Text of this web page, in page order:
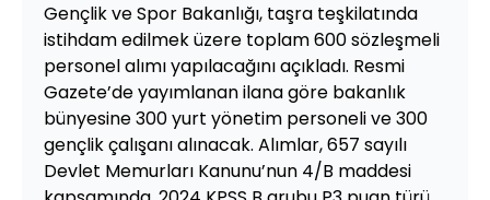
Gençlik ve Spor Bakanlığı, taşra teşkilatında
istihdam edilmek üzere toplam 600 sözleşmeli
personel alımı yapılacağını açıkladı. Resmi
Gazete’de yayımlanan ilana göre bakanlık
bünyesine 300 yurt yönetim personeli ve 300
gençlik çalışanı alınacak. Alımlar, 657 sayılı
Devlet Memurları Kanunu’nun 4/B maddesi